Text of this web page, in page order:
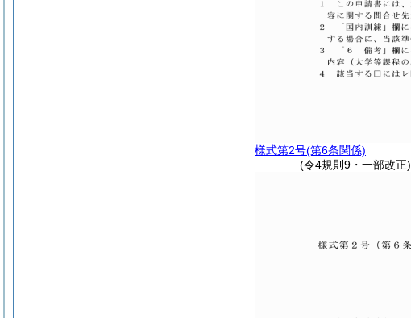
様式第2号(第6条関係)
(令4規則9・一部改正)